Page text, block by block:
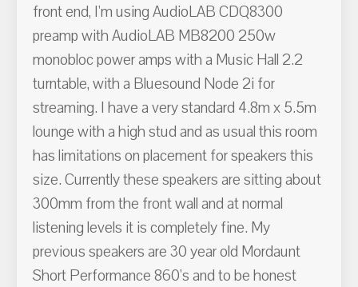
front end, I'm using AudioLAB CDQ8300
preamp with AudioLAB MB8200 250w
monobloc power amps with a Music Hall 2.2
turntable, with a Bluesound Node 2i for
streaming. I have a very standard 4.8m x 5.5m
lounge with a high stud and as usual this room
has limitations on placement for speakers this
size. Currently these speakers are sitting about
300mm from the front wall and at normal
listening levels it is completely fine. My
previous speakers are 30 year old Mordaunt
Short Performance 860's and to be honest